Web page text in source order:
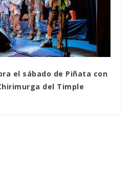
el sábado de Piñata con
del Timple